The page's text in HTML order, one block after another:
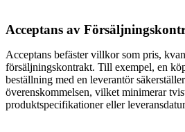
Acceptans av
Acceptans befäster villkor som pris,
försäljningskontrakt. Till exempel, en
beställning med en leverantör
överenskommelsen, vilket minimerar
produktspecifikationer eller